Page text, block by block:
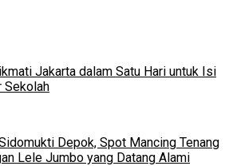
Jakarta dalam Satu Hari untuk Isi
Sekolah
Depok, Spot Mancing Tenang
Lele Jumbo yang Datang Alami